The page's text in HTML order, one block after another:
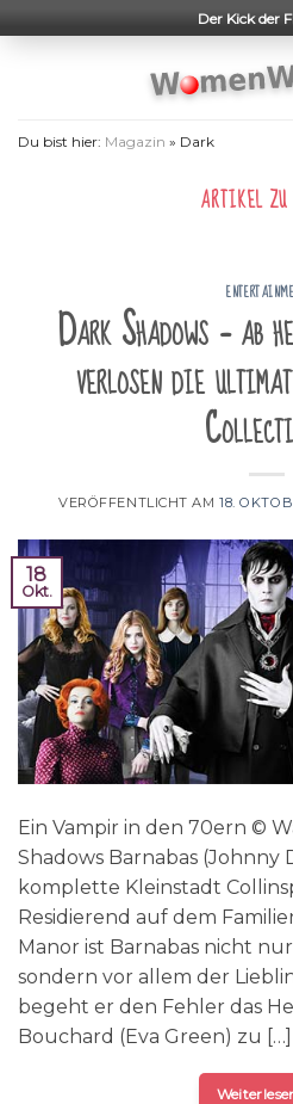
to
Der Kick der
Du bist hier: Magazin » Dark
ARTIKEL ZU
Dark Shadows – ab
verlosen die
VERÖFFENTLICHT AM18.
18
Okt.
Ein Vampir in den 70ern ©
Shadows Barnabas (Johnny
komplette Kleinstadt
Residierend auf dem
Manor ist Barnabas nicht
sondern vor allem der
begeht er den Fehler das
Bouchard (Eva Green) zu […]